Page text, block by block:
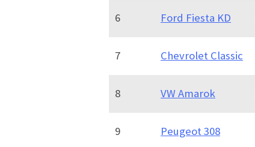
6 Ford Fiesta KD
7 Chevrolet Classic
8 VW Amarok
9 Peugeot 308